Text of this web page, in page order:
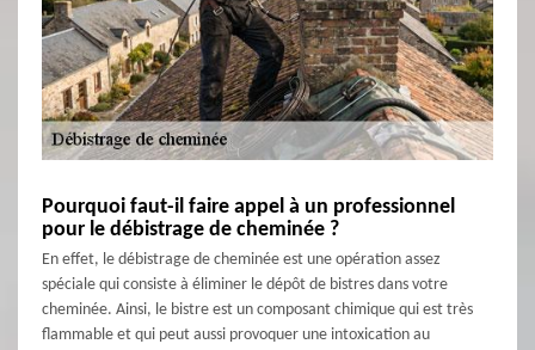
Pourquoi faut-il faire appel à un professionnel
pour le débistrage de cheminée ?
En effet, le débistrage de cheminée est une opération assez
spéciale qui consiste à éliminer le dépôt de bistres dans votre
cheminée. Ainsi, le bistre est un composant chimique qui est très
flammable et qui peut aussi provoquer une intoxication au